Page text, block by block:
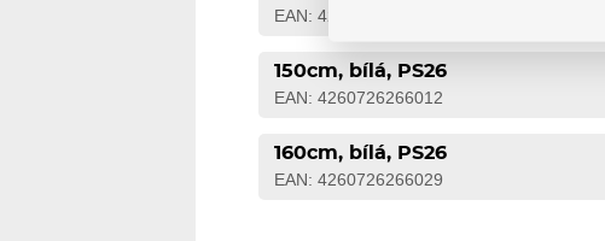
EAN: 4260726266005
150cm, bílá, PS26
EAN: 4260726266012
160cm, bílá, PS26
EAN: 4260726266029